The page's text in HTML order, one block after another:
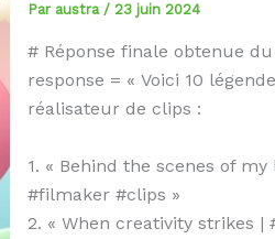
Par austra / 23 juin 2024
# Réponse finale obtenue
response = « Voici 10
réalisateur de clips :
1. « Behind the scenes of
#filmaker #clips »
2. « When creativity strikes |